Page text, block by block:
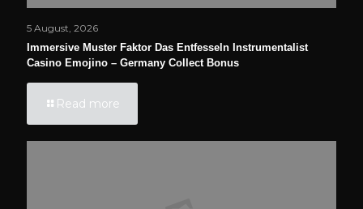
5 August, 2026
Immersive Muster Faktor Das Entfesseln Instrumentalist
Casino Emojino – Germany Collect Bonus
Read more